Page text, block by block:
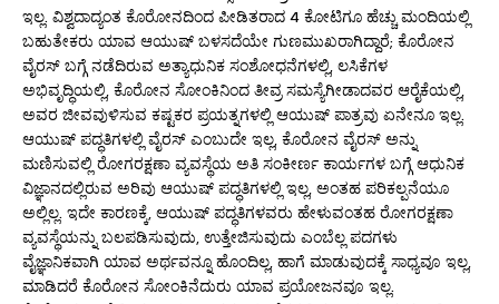
ಇಲ್ಲ. ವಿಶ್ವದಾದ್ಯಂತ ಕೊರೋನದಿಂದ ಪೀಡಿತರಾದ 4 ಕೋಟಿಗೂ ಹೆಚ್ಚು ಮಂದಿಯಲ್ಲಿ
ಬಹುತೇಕರು ಯಾವ ಆಯುಷ್ ಬಳಸದೆಯೇ ಗುಣಮುಖರಾಗಿದ್ದಾರೆ; ಕೊರೋನ
ವೈರಸ್ ಬಗ್ಗೆ ನಡೆದಿರುವ ಅತ್ಯಾಧುನಿಕ ಸಂಶೋಧನೆಗಳಲ್ಲಿ, ಲಸಿಕೆಗಳ
ಅಭಿವೃದ್ಧಿಯಲ್ಲಿ, ಕೊರೋನ ಸೋಂಕಿನಿಂದ ತೀವ್ರ ಸಮಸ್ಯೆಗೀಡಾದವರ ಆರೈಕೆಯಲ್ಲಿ,
ಅವರ ಜೀವವುಳಿಸುವ ಕಷ್ಟಕರ ಪ್ರಯತ್ನಗಳಲ್ಲಿ ಆಯುಷ್ ಪಾತ್ರವು ಏನೇನೂ ಇಲ್ಲ.
ಆಯುಷ್ ಪದ್ಧತಿಗಳಲ್ಲಿ ವೈರಸ್ ಎಂಬುದೇ ಇಲ್ಲ, ಕೊರೋನ ವೈರಸ್ ಅನ್ನು
ಮಣಿಸುವಲ್ಲಿ ರೋಗರಕ್ಷಣಾ ವ್ಯವಸ್ಥೆಯ ಅತಿ ಸಂಕೀರ್ಣ ಕಾರ್ಯಗಳ ಬಗ್ಗೆ ಆಧುನಿಕ
ವಿಜ್ಞಾನದಲ್ಲಿರುವ ಅರಿವು ಆಯುಷ್ ಪದ್ಧತಿಗಳಲ್ಲಿ ಇಲ್ಲ, ಅಂತಹ ಪರಿಕಲ್ಪನೆಯೂ
ಅಲ್ಲಿಲ್ಲ. ಇದೇ ಕಾರಣಕ್ಕೆ, ಆಯುಷ್ ಪದ್ಧತಿಗಳವರು ಹೇಳುವಂತಹ ರೋಗರಕ್ಷಣಾ
ವ್ಯವಸ್ಥೆಯನ್ನು ಬಲಪಡಿಸುವುದು, ಉತ್ತೇಜಿಸುವುದು ಎಂಬೆಲ್ಲ ಪದಗಳು
ವೈಜ್ಞಾನಿಕವಾಗಿ ಯಾವ ಅರ್ಥವನ್ನೂ ಹೊಂದಿಲ್ಲ, ಹಾಗೆ ಮಾಡುವುದಕ್ಕೆ ಸಾಧ್ಯವೂ ಇಲ್ಲ,
ಮಾಡಿದರೆ ಕೊರೋನ ಸೋಂಕಿನೆದುರು ಯಾವ ಪ್ರಯೋಜನವೂ ಇಲ್ಲ.